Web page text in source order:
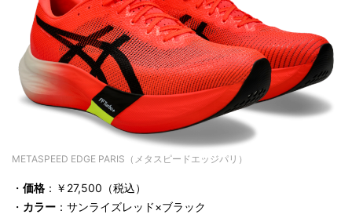
METASPEED EDGE PARIS（メタスピードエッジパリ）
・ 価格 ：￥27,500（税込）
・ カラー ：サンライズレッド×ブラック